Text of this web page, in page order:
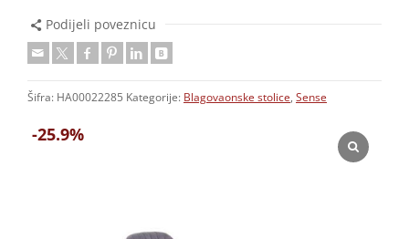
-25.9%
Podijeli poveznicu
Šifra: HA00022285 Kategorije: Blagovaonske stolice Sense